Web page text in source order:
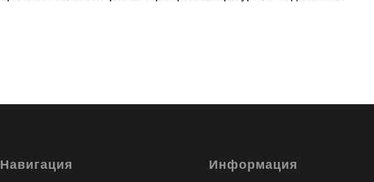
Навигация Информация